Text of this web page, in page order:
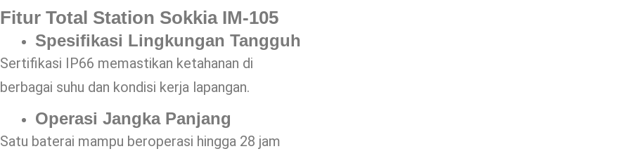
Fitur Total Station Sokkia IM-105
Spesifikasi Lingkungan Tangguh
Sertifikasi IP66 memastikan ketahanan di
berbagai suhu dan kondisi kerja lapangan.
Operasi Jangka Panjang
Satu baterai mampu beroperasi hingga 28 jam